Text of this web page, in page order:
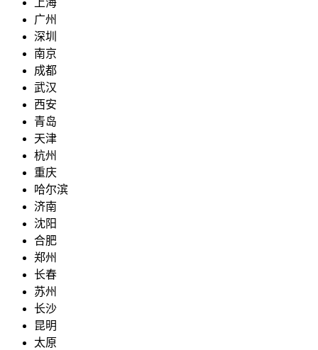
上海
广州
深圳
南京
成都
武汉
西安
青岛
天津
杭州
重庆
哈尔滨
济南
沈阳
合肥
郑州
长春
苏州
长沙
昆明
太原